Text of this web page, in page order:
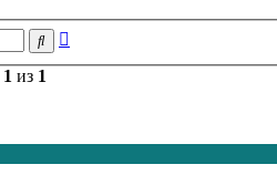
Поиск
1 из 1